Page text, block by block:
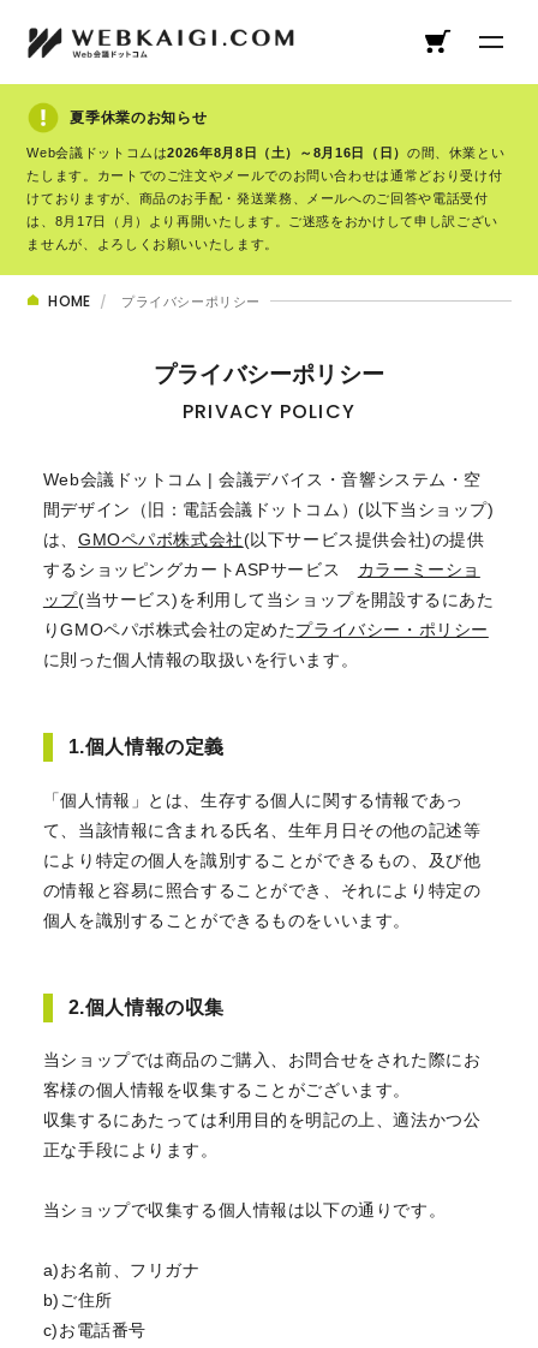
夏季休業のお知らせ
Web会議ドットコムは2026年8月8日（土）～8月16日（日） の間、休業とい
たします。カートでのご注文やメールでのお問い合わせは通常どおり受け付
けておりますが、商品のお手配・発送業務、メールへのご回答や電話受付
は、8月17日（月）より再開いたします。ご迷惑をおかけして申し訳ござい
ませんが、よろしくお願いいたします。
HOME プライバシーポリシー
プライバシーポリシー
PRIVACY POLICY
Web会議ドットコム | 会議デバイス・音響システム・空
間デザイン（旧：電話会議ドットコム）(以下当ショップ)
は、 GMOペパボ株式会社(以下サービス提供会社)の提供
するショッピングカートASPサービス カラーミーショ
ップ(当サービス)を利用して当ショップを開設するにあた
りGMOペパボ株式会社の定めたプライバシー・ポリシー
に則った個人情報の取扱いを行います。
1.個人情報の定義
「個人情報」とは、生存する個人に関する情報であっ
て、当該情報に含まれる氏名、生年月日その他の記述等
により特定の個人を識別することができるもの、及び他
の情報と容易に照合することができ、それにより特定の
個人を識別することができるものをいいます。
2.個人情報の収集
当ショップでは商品のご購入、お問合せをされた際にお
客様の個人情報を収集することがございます。
収集するにあたっては利用目的を明記の上、適法かつ公
正な手段によります。
当ショップで収集する個人情報は以下の通りです。
a)お名前、フリガナ
b)ご住所
c)お電話番号